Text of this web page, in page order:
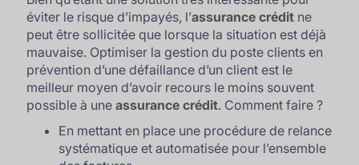
éviter le risque d’impayés, l’assurance crédit ne
peut être sollicitée que lorsque la situation est déjà
mauvaise. Optimiser la gestion du poste clients en
prévention d’une défaillance d’un client est le
meilleur moyen d’avoir recours le moins souvent
possible à uneassurance crédit. Comment faire ?
En mettant en place une procédure de relance
systématique et automatisée pour l’ensemble